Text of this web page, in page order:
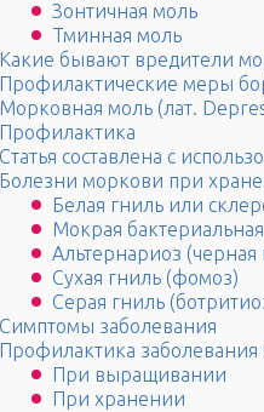
Зонтичная моль
Тминная моль
Какие бывают вредители
Профилактические меры
Морковная моль (лат.
Профилактика
Статья составлена с
Болезни моркови при
Белая гниль или
Мокрая
Альтернариоз (черная
Сухая гниль (фомоз)
Серая гниль
Симптомы заболевания
Профилактика
При выращивании
При хранении